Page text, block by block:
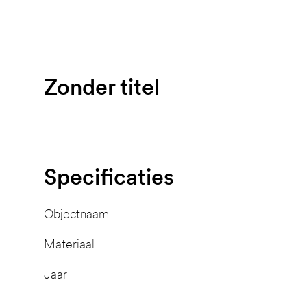
Zonder titel
Specificaties
Objectnaam
Materiaal
Jaar